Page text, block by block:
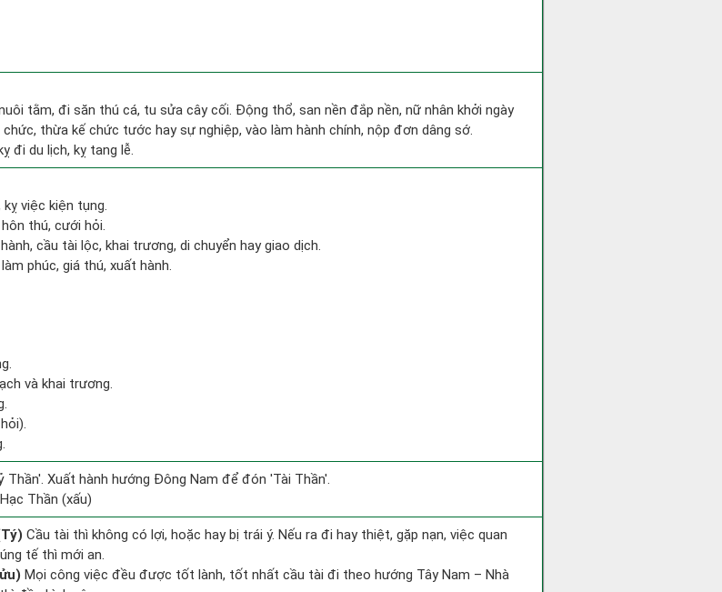
tằm, đi săn thú cá, tu sửa cây cối. Động thổ, san nền đắp nền, nữ nhân khởi ngày
thừa kế chức tước hay sự nghiệp, vào làm hành chính, nộp đơn dâng sớ.
đi du lịch, kỵ tang lễ.
việc kiện tụng.
thú, cưới hỏi.
cầu tài lộc, khai trương, di chuyển hay giao dịch.
phúc, giá thú, xuất hành.
và khai trương.
Xuất hành hướng Đông Nam để đón 'Tài Thần'.
Thần (xấu)
Cầu tài thì không có lợi, hoặc hay bị trái ý. Nếu ra đi hay thiệt, gặp nạn, việc quan
tế thì mới an.
Mọi công việc đều được tốt lành, tốt nhất cầu tài đi theo hướng Tây Nam – Nhà